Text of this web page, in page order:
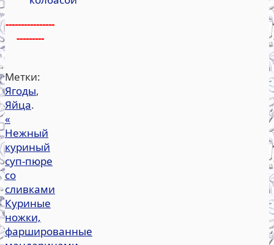
----------------
---------
Метки:
Ягоды,
Яйца.
«
Нежный
куриный
суп-пюре
со
сливками
Куриные
ножки,
фаршированные